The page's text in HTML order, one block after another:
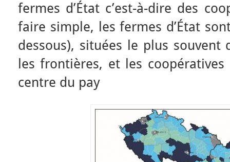
fermes d’État c’est-à-dire des
faire simple, les fermes d’État
dessous), situées le plus souvent
les frontières, et les
centre du pay